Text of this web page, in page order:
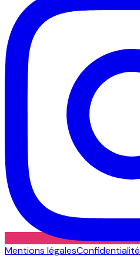
Mentions légalesConfidentialité